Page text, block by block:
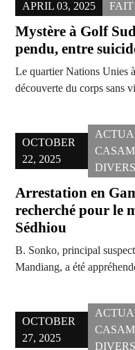
APRIL 03, 2025
Mystère à Golf
pendu, entre
Le quartier Nations Unies
découverte du corps sans
OCTOBER
22, 2025
DIVERS
Arrestation en
recherché pour le
Sédhiou
B. Sonko, principal
Mandiang, a été
OCTOBER
27, 2025
DIVERS